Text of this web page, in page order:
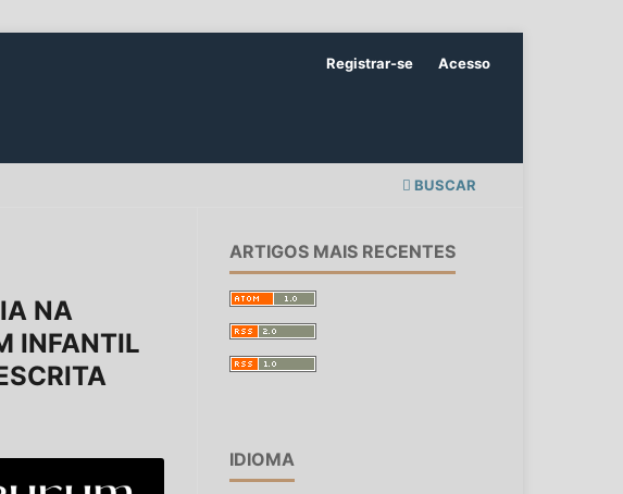
BUSCAR
Registrar-se Acesso
NA
INFANTIL
ARTIGOS MAIS RECENTES
IDIOMA